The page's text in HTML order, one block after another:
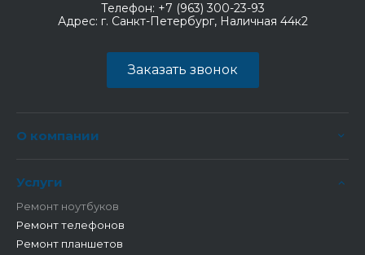
Телефон: +7 (963) 300-23-93
Адрес: г. Санкт-Петербург, Наличная 44к2
Заказать звонок
О компании
Услуги
Ремонт ноутбуков
Ремонт телефонов
Ремонт планшетов